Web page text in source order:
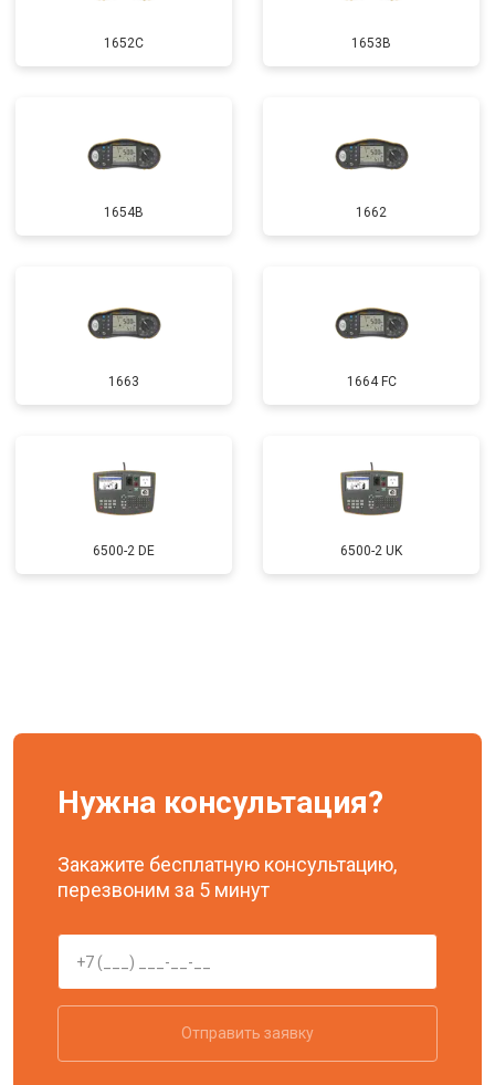
1652C 1653B
1654B 1662
1663 1664 FC
6500-2 DE 6500-2 UK
Нужна консультация?
Закажите бесплатную консультацию,
перезвоним за 5 минут
Отправить заявку